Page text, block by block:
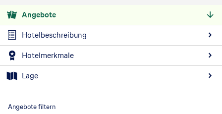
Angebote
Hotelbeschreibung
Hotelmerkmale
Lage
Angebote filtern